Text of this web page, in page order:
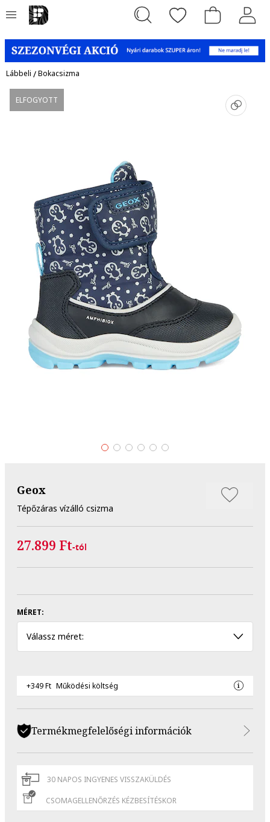
Lábbeli /Bokacsizma
ELFOGYOTT
Geox
Tépőzáras vízálló csizma
27.899 Ft-tól
MÉRET:
Válassz méret:
+349 Ft Működési költség
Termékmegfelelőségi információk
30 NAPOS INGYENES VISSZAKÜLDÉS
CSOMAGELLENŐRZÉS KÉZBESÍTÉSKOR